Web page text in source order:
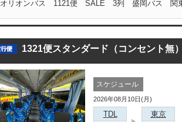
オリオンバス 1121便 SALE 3列 盛岡バス 関
1321便スタンダード（コンセント無）
スケジュール
2026年08月10日(月)
TDL
東京